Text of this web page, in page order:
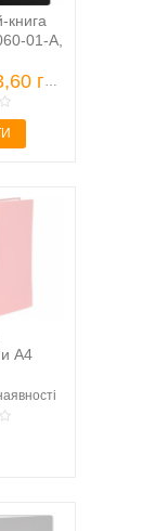
книга
01-A,
грн
A4
на